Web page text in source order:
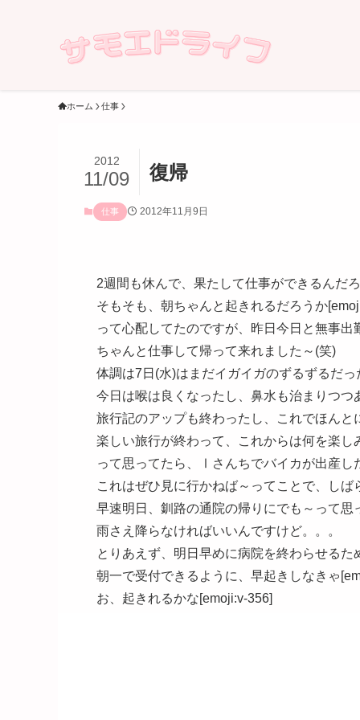
ホーム 仕事
復帰
2012
11/09
仕事 2012年11月9日
2週間も休んで、果たして仕事ができるんだ
そもそも、朝ちゃんと起きれるだろうか
って心配してたのですが、昨日今日と無事出
ちゃんと仕事して帰って来れました～(笑)
体調は7日(水)はまだイガイガのずるずるだっ
今日は喉は良くなったし、鼻水も治まりつつ
旅行記のアップも終わったし、これでほんと
楽しい旅行が終わって、これからは何を楽し
って思ってたら、Ⅰさんちでバイカが出産し
これはぜひ見に行かねば～ってことで、し
早速明日、釧路の通院の帰りにでも～って
雨さえ降らなければいいんですけど。。。
とりあえず、明日早めに病院を終わらせるた
朝一で受付できるように、早起きしなきゃ
お、起きれるかな[emoji:v-356]